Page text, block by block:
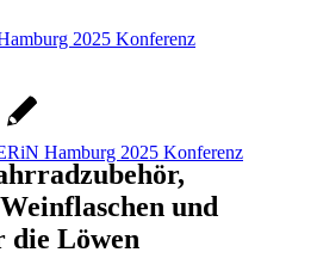
2025 Konferenz
Hamburg 2025 Konferenz
und
die Löwen